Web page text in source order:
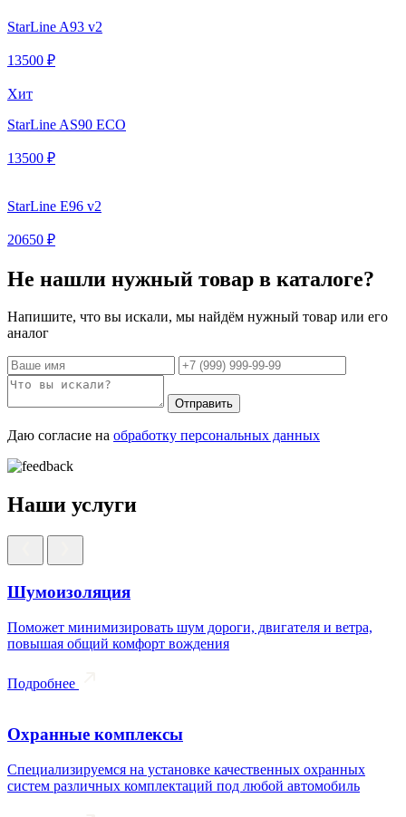
StarLine A93 v2
13500 ₽
Хит
StarLine AS90 ECO
13500 ₽
StarLine E96 v2
20650 ₽
Не нашли нужный товар в каталоге?
Напишите, что вы искали, мы найдём нужный товар или его
аналог
Отправить
Даю согласие на обработку персональных данных
Наши услуги
Шумоизоляция
Поможет минимизировать шум дороги, двигателя и ветра,
повышая общий комфорт вождения
Подробнее
Охранные комплексы
Специализируемся на установке качественных охранных
систем различных комплектаций под любой автомобиль